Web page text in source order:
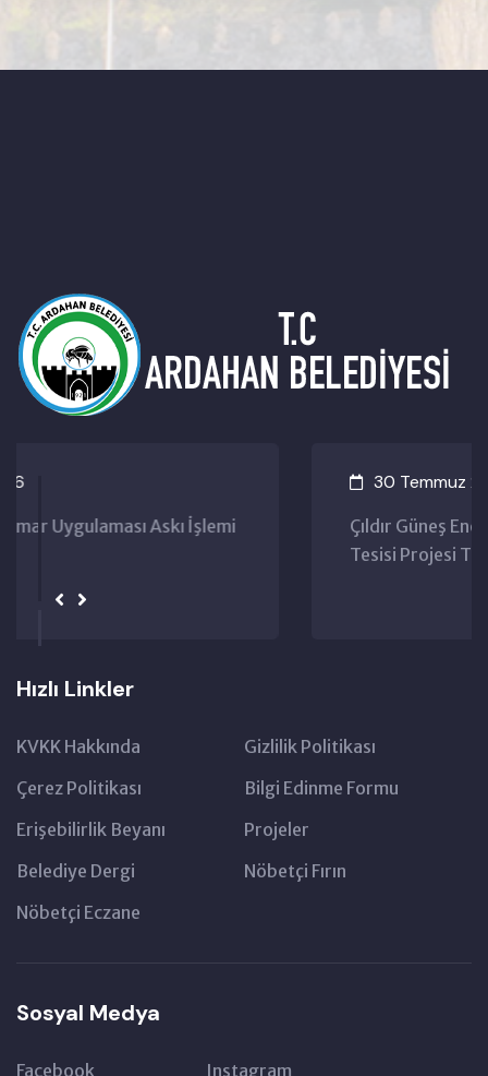
Çıldır Güneş Enerji Santrali ve Elektrik
Tesisi Projesi Toplantı Tarihleri
Hızlı Linkler
KVKK Hakkında
Gizlilik Politikası
Çerez Politikası
Bilgi Edinme Formu
Erişebilirlik Beyanı
Projeler
Belediye Dergi
Nöbetçi Fırın
Nöbetçi Eczane
Sosyal Medya
Facebook Instagram